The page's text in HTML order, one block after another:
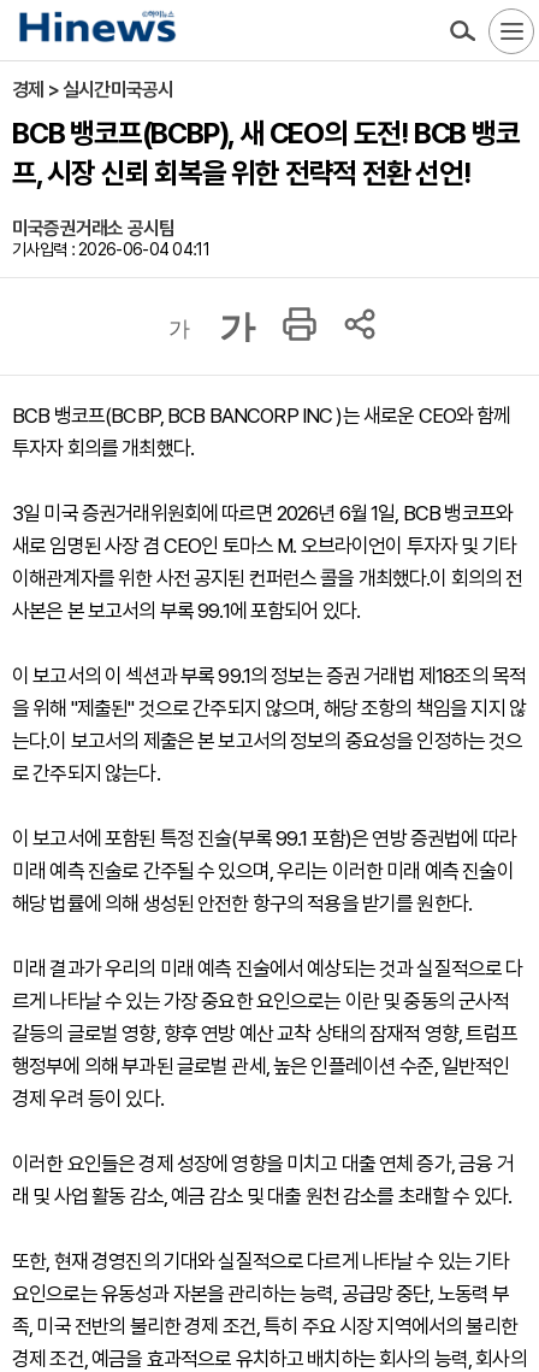
경제 > 실시간미국공시
BCB 뱅코프(BCBP), 새 CEO의 도전! BCB 뱅코
프, 시장 신뢰 회복을 위한 전략적 전환 선언!
미국증권거래소 공시팀
기사입력 : 2026-06-04 04:11
가 가
BCB 뱅코프(BCBP, BCB BANCORP INC )는 새로운 CEO와 함께
투자자 회의를 개최했다.
3일 미국 증권거래위원회에 따르면 2026년 6월 1일, BCB 뱅코프와
새로 임명된 사장 겸 CEO인 토마스 M. 오브라이언이 투자자 및 기타
이해관계자를 위한 사전 공지된 컨퍼런스 콜을 개최했다.이 회의의 전
사본은 본 보고서의 부록 99.1에 포함되어 있다.
이 보고서의 이 섹션과 부록 99.1의 정보는 증권 거래법 제18조의 목적
을 위해 "제출된" 것으로 간주되지 않으며, 해당 조항의 책임을 지지 않
는다.이 보고서의 제출은 본 보고서의 정보의 중요성을 인정하는 것으
로 간주되지 않는다.
이 보고서에 포함된 특정 진술(부록 99.1 포함)은 연방 증권법에 따라
미래 예측 진술로 간주될 수 있으며, 우리는 이러한 미래 예측 진술이
해당 법률에 의해 생성된 안전한 항구의 적용을 받기를 원한다.
미래 결과가 우리의 미래 예측 진술에서 예상되는 것과 실질적으로 다
르게 나타날 수 있는 가장 중요한 요인으로는 이란 및 중동의 군사적
갈등의 글로벌 영향, 향후 연방 예산 교착 상태의 잠재적 영향, 트럼프
행정부에 의해 부과된 글로벌 관세, 높은 인플레이션 수준, 일반적인
경제 우려 등이 있다.
이러한 요인들은 경제 성장에 영향을 미치고 대출 연체 증가, 금융 거
래 및 사업 활동 감소, 예금 감소 및 대출 원천 감소를 초래할 수 있다.
또한, 현재 경영진의 기대와 실질적으로 다르게 나타날 수 있는 기타
요인으로는 유동성과 자본을 관리하는 능력, 공급망 중단, 노동력 부
족, 미국 전반의 불리한 경제 조건, 특히 주요 시장 지역에서의 불리한
경제 조건, 예금을 효과적으로 유치하고 배치하는 회사의 능력, 회사의